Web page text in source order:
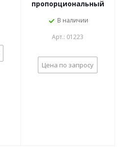
пропорциональный
ЭРП-25
В наличии
Арт.: 01223
Цена по запросу